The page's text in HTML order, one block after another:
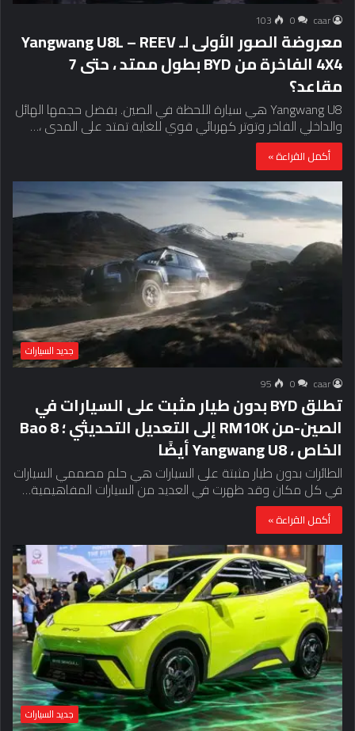
caar
0
103
معروضة الصور الأولى لـ Yangwang U8L – REEV
4X4 الفاخرة من BYD بطول ممتد ، حتى 7
مقاعد؟
Yangwang U8 هي سيارة اللحظة في الصين. بفضل حجمها الهائل
والداخلي الفاخر وتوتر كهربائي قوي للغاية تمتد على المدى ،…
أكمل القراءة »
جديد السيارات
caar
0
95
تطلق BYD بدون طيار مثبت على السيارات في
الصين-من RM10K إلى التعديل التحديثي ؛ Bao 8
الخاص ، Yangwang U8 أيضًا
الطائرات بدون طيار مثبتة على السيارات هي حلم مصممي السيارات
في كل مكان وقد ظهرت في العديد من السيارات المفاهيمية…
أكمل القراءة »
جديد السيارات